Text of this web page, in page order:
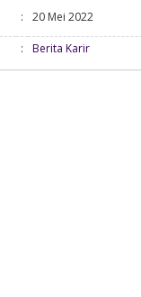
: 20 Mei 2022
: Berita KarirBerita